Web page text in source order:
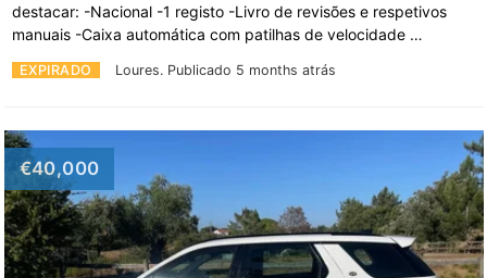
EXPIRADO Loures. Publicado 5 months atrás
destacar: -Nacional -1 registo -Livro de revisões e respetivos
manuais -Caixa automática com patilhas de velocidade …
€40,000